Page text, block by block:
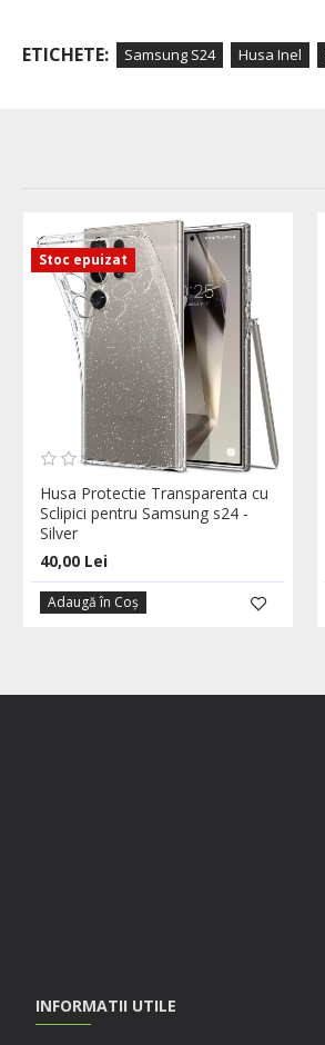
ETICHETE: Samsung S24 Husa Inel
Stoc epuizat
Husa Protectie Transparenta cu
Sclipici pentru Samsung s24 -
Silver
40,00 Lei
Adaugă în Coş
INFORMATII UTILE